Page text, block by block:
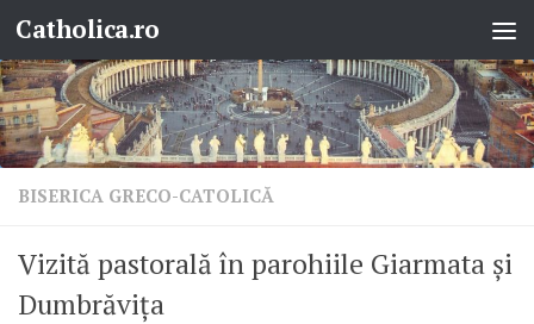
Skip to content
Catholica.ro
BISERICA GRECO-CATOLICĂ
Vizită pastorală în parohiile Giarmata şi
Dumbrăviţa